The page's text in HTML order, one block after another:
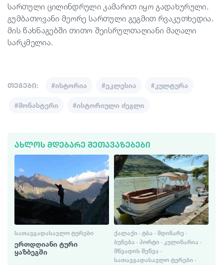
სართული ცილინდრული კამარით იყო გადახურული.
გუმბათოვანი მეორე სართული გეგმით რვაკუთხედია.
მის წახნაგებში თითო შეისრულთაღიანი მაღალი
სარკმელია.
თეგები: #ისტორია #ეკლესია #კულტურა
#მონასტერი #ისტორიული ძეგლი
ᲐᲮᲚᲝᲡ ᲛᲓᲔᲑᲐᲠᲔ ᲨᲔᲗᲐᲕᲐᲖᲔᲑᲔᲑᲘ
ᲡᲐᲗᲐᲕᲒᲐᲓᲐᲡᲐᲕᲚᲝ ᲢᲣᲠᲔᲑᲘ
ერთდღიანი ტური
ყაზბეგში
ᲥᲐᲚᲐᲥᲘ · ᲢᲑᲐ · ᲛᲓᲘᲜᲐᲠᲔ ·
ᲑᲣᲜᲔᲑᲐ · ᲞᲝᲠᲢᲘ · ᲙᲣᲚᲘᲜᲐᲠᲘᲐ ·
ᲛᲬᲕᲐᲓᲘᲡ ᲨᲔᲬᲕᲐ ·
ᲡᲐᲗᲐᲕᲒᲐᲓᲐᲡᲐᲕᲚᲝ ᲢᲣᲠᲔᲑᲘ ·